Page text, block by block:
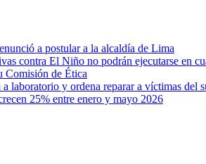
a postular a la alcaldía de Lima
contra El Niño no podrán ejecutarse en
Comisión de Ética
y ordena reparar a víctimas del
25% entre enero y mayo 2026